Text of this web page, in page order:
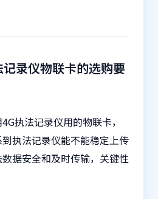
录仪物联卡的选购要
执法记录仪用的物联卡，
执法记录仪能不能稳定上传
据安全和及时传输，关键性